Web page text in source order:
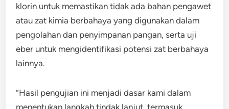
klorin untuk memastikan tidak ada bahan pengawet
atau zat kimia berbahaya yang digunakan dalam
pengolahan dan penyimpanan pangan, serta uji
eber untuk mengidentifikasi potensi zat berbahaya
lainnya.
“Hasil pengujian ini menjadi dasar kami dalam
menentukan langkah tindak lanjut, termasuk